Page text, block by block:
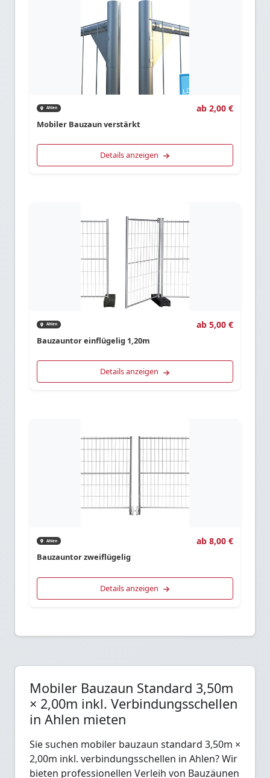
Ahlen ab 2,00 €
Mobiler Bauzaun verstärkt
Details anzeigen
Ahlen ab 5,00 €
Bauzauntor einflügelig 1,20m
Details anzeigen
Ahlen ab 8,00 €
Bauzauntor zweiflügelig
Details anzeigen
Mobiler Bauzaun Standard 3,50m
× 2,00m inkl. Verbindungsschellen
in Ahlen mieten
Sie suchen mobiler bauzaun standard 3,50m ×
2,00m inkl. verbindungsschellen in Ahlen? Wir
bieten professionellen Verleih von Bauzäunen